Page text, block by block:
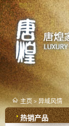
主页 > 异域风情
热销产品